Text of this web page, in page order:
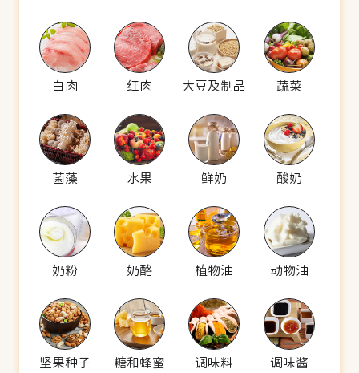
白肉 红肉 大豆及制品 蔬菜
菌藻 水果 鲜奶 酸奶
奶粉 奶酪 植物油 动物油
坚果种子 糖和蜂蜜 调味料 调味酱